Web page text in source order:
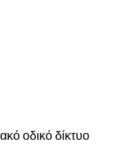
οδικό δίκτυο